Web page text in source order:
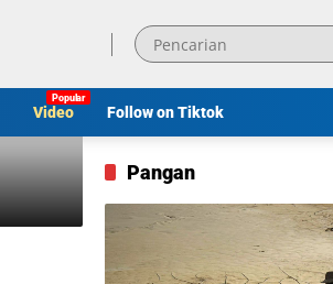
Video Follow on Tiktok
Pangan